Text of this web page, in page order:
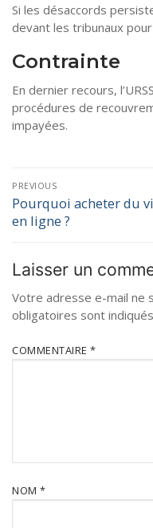
Si les désaccords
devant les tribunaux
Contrainte
En dernier recours,
procédures de
impayées.
PREVIOUS
Pourquoi acheter du
en ligne ?
Laisser un
Votre adresse e-mail ne
obligatoires sont
COMMENTAIRE *
NOM *